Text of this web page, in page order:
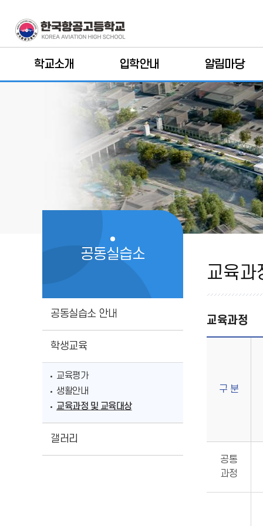
학교소개 입학안내
모집요강
학과소개
학교 홍보 영상
2026 입학생 전공
희망과정 발표
입학상담
알림마당
공지사항
학교소식
보도자료
학교일정
학사일정
가정통신문
UCC자료실
학교규정
학생마당
공동실습소
공동실습소 안내
학생교육
교육평가
생활안내
교육과정 및 교육대상
갤러리
정
및
교
육
대
상
교육과
교육과정
구 분
공통
과정